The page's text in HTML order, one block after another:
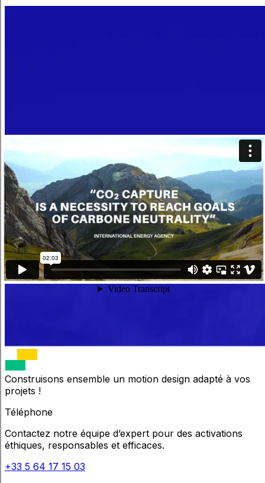
Construisons ensemble un motion design adapté à vos
projets !
Téléphone
Contactez notre équipe d’expert pour des activations
éthiques, responsables et efficaces.
+33 5 64 17 15 03